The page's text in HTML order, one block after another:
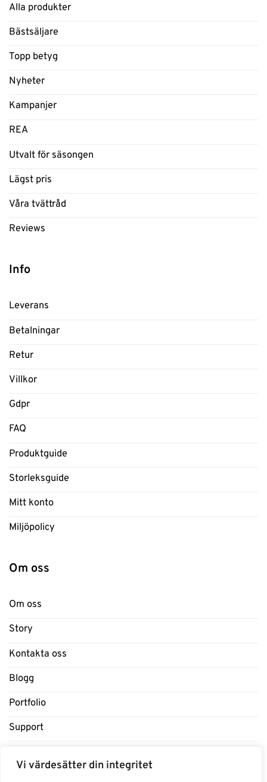
Vi värdesätter din integritet
Alla produkter
Bästsäljare
Topp betyg
Nyheter
Kampanjer
REA
Utvalt för säsongen
Lägst pris
Våra tvättråd
Reviews
Info
Leverans
Betalningar
Retur
Villkor
Gdpr
FAQ
Produktguide
Storleksguide
Mitt konto
Miljöpolicy
Om oss
Om oss
Story
Kontakta oss
Blogg
Portfolio
Support